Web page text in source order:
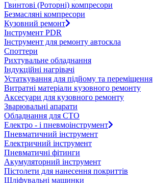
Гвинтові (Роторні) компресори
Безмасляні компресори
Кузовний ремонт
Інструмент PDR
Інструмент для ремонту автоскла
Споттери
Рихтувальне обладнання
Індукційні нагрівачі
Устаткування для підйому та переміщення
Витратні матеріали кузовного ремонту
Аксесуари для кузовного ремонту
Зварювальні апарати
Обладнання для СТО
Електро - і пневмоінструмент
Пневматичний інструмент
Електричний інструмент
Пневматичні фітинги
Акумуляторний інструмент
Пістолети для нанесення покриттів
Шліфувальні машинки